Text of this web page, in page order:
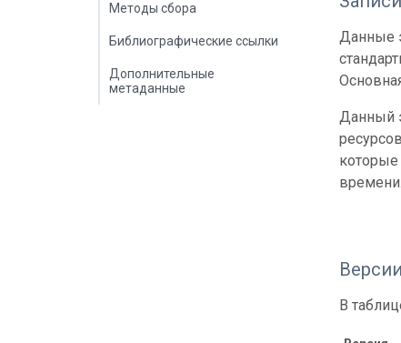
Методы сбора
Библиографические ссылки
Дополнительные
метаданные
Данные
Данный
которые
времени.
Версии
В